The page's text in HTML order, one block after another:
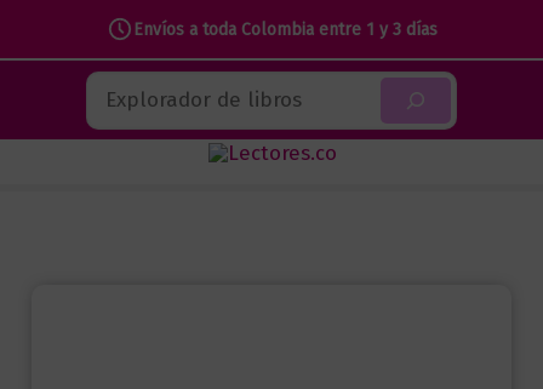
Envíos a toda Colombia entre 1 y 3 días
contenido
Buscar